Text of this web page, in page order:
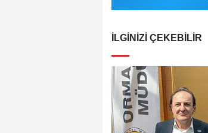
İLGINIZI ÇEKEBILIR